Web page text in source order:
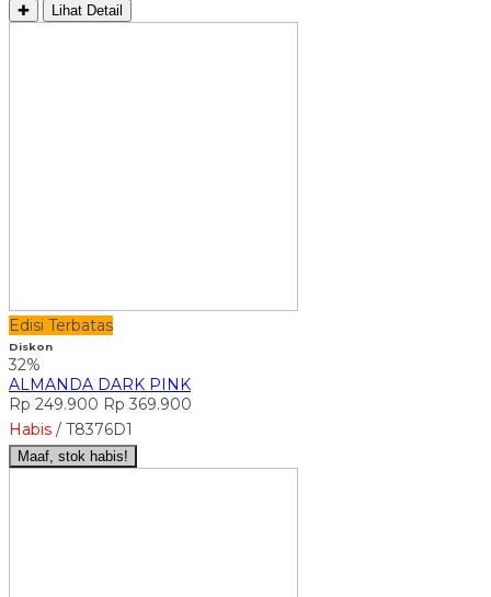
✚ Lihat Detail
Edisi Terbatas
Diskon
32%
ALMANDA DARK PINK
Rp 249.900 Rp 369.900
Habis / T8376D1
Maaf, stok habis!